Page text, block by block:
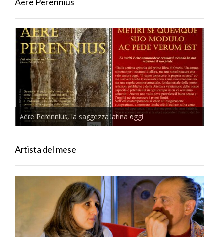
Aere Perennius, la saggezza latina oggi
Artista del mese